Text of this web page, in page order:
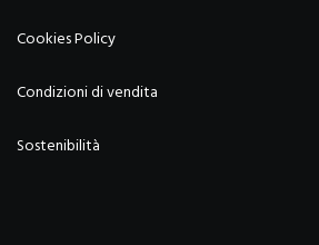
Cookies Policy
Condizioni di vendita
Sostenibilità